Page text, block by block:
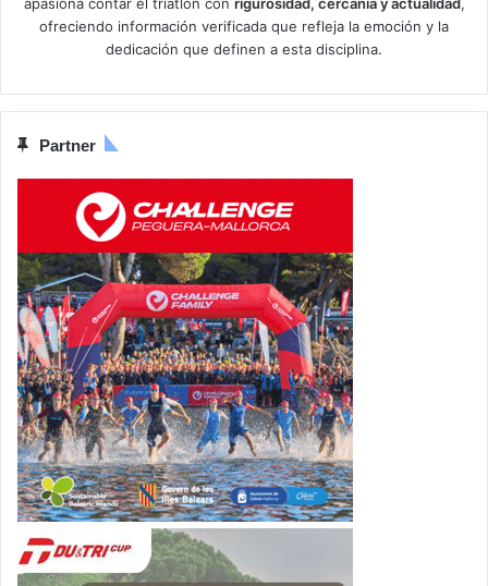
ofreciendo información verificada que refleja la emoción y la
dedicación que definen a esta disciplina.
Partner